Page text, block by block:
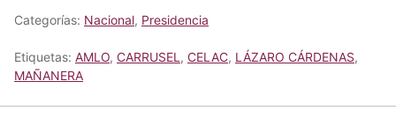
Categorías: Nacional, Presidencia
Etiquetas: AMLO, CARRUSEL , CELAC, LÁZARO CÁRDENAS,
MAÑANERA